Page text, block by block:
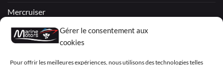
Gérer le consentement aux
cookies
Pour offrir les meilleures expériences, nous utilisons des technologies telles
Mercruiser
VOLVO PENTA / OMC
My Account